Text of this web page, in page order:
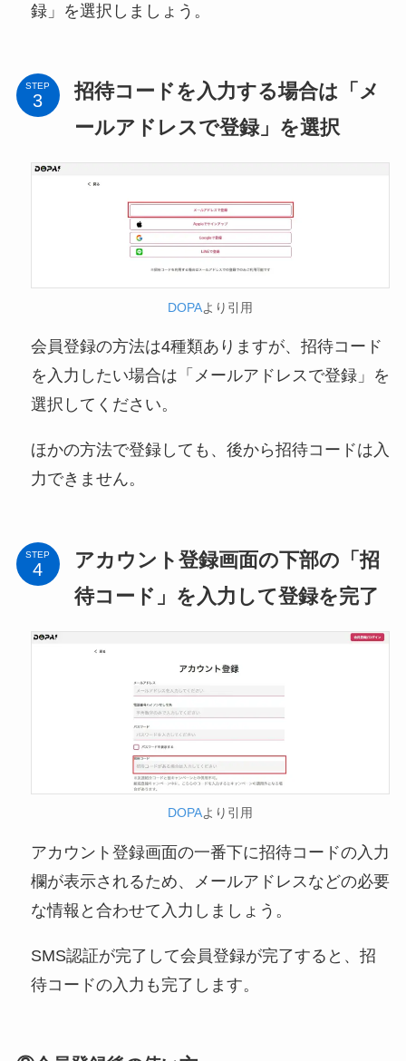
録」を選択しましょう。
STEP
招待コードを入力する場合は「メ
ールアドレスで登録」を選択
DOPAより引用
会員登録の方法は4種類ありますが、招待コード
を入力したい場合は「メールアドレスで登録」を
選択してください。
ほかの方法で登録しても、後から招待コードは入
力できません。
STEP
アカウント登録画面の下部の「招
待コード」を入力して登録を完了
DOPAより引用
アカウント登録画面の一番下に招待コードの入力
欄が表示されるため、メールアドレスなどの必要
な情報と合わせて入力しましょう。
SMS認証が完了して会員登録が完了すると、招
待コードの入力も完了します。